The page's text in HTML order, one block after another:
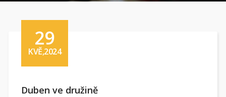
29
KVĚ,2024
Duben ve družině